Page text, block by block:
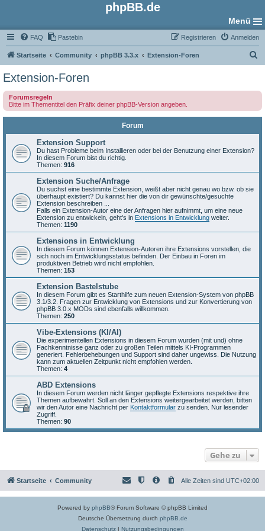
phpBB.de
Menü
FAQ Pastebin Anmelden
Registrieren
Startseite Community phpBB 3.3.x Extension-Foren
e
Extension-Foren
Forumsregeln
Bitte im Thementitel den Präfix deiner phpBB-Version angeben.
Forum
Extension Support
Du hast Probleme beim Installieren oder bei der Benutzung einer Extension?
In diesem Forum bist du richtig.
Themen: 916
Extension Suche/Anfrage
Du suchst eine bestimmte Extension, weißt aber nicht genau wo bzw. ob sie
überhaupt existiert? Du kannst hier die von dir gewünschte/gesuchte
Extension beschreiben ...
Falls ein Extension-Autor eine der Anfragen hier aufnimmt, um eine neue
Extension zu entwickeln, geht's in Extensions in Entwicklung weiter.
Themen: 1190
Extensions in Entwicklung
In diesem Forum können Extension-Autoren ihre Extensions vorstellen, die
sich noch im Entwicklungsstatus befinden. Der Einbau in Foren im
produktiven Betrieb wird nicht empfohlen.
Themen: 153
Extension Bastelstube
In diesem Forum gibt es Starthilfe zum neuen Extension-System von phpBB
3.1/3.2. Fragen zur Entwicklung von Extensions und zur Konvertierung von
phpBB 3.0.x MODs sind ebenfalls willkommen.
Themen: 250
Vibe-Extensions (KI/AI)
Die experimentellen Extensions in diesem Forum wurden (mit und) ohne
Fachkenntnisse ganz oder zu großen Teilen mittels KI-Programmen
generiert. Fehlerbehebungen und Support sind daher ungewiss. Die Nutzung
kann zum aktuellen Zeitpunkt nicht empfohlen werden.
Themen: 4
ABD Extensions
In diesem Forum werden nicht länger gepflegte Extensions respektive ihre
Themen aufbewahrt. Soll an den Extensions weitergearbeitet werden, bitten
wir den Autor eine Nachricht per Kontaktformular zu senden. Nur lesender
Zugriff.
Themen: 90
Gehe zu
Startseite Community Alle Zeiten sind UTC+02:00
Powered by phpBB® Forum Software © phpBB Limited
Deutsche Übersetzung durch phpBB.de
Datenschutz| Nutzungsbedingungen